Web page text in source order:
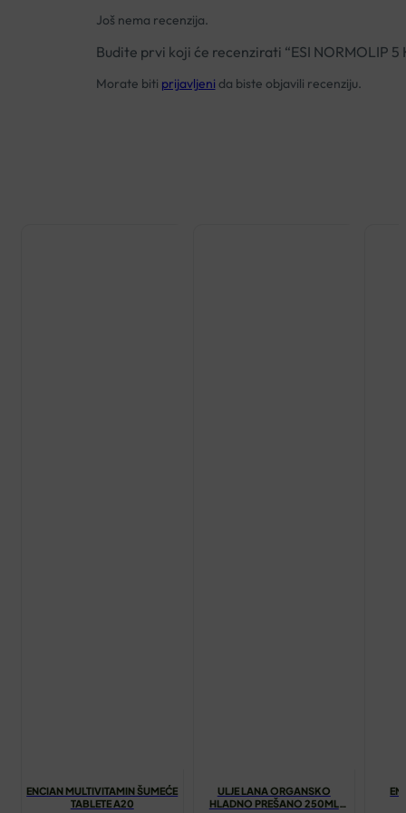
Još nema recenzija.
Budite prvi koji će recenzirati “ESI NORMOLIP 5
Morate biti prijavljeni da biste objavili recenziju.
ENCIAN MULTIVITAMIN ŠUMEĆE
TABLETE A20
ULJE LANA ORGANSKO
HLADNO PREŠANO 250ML